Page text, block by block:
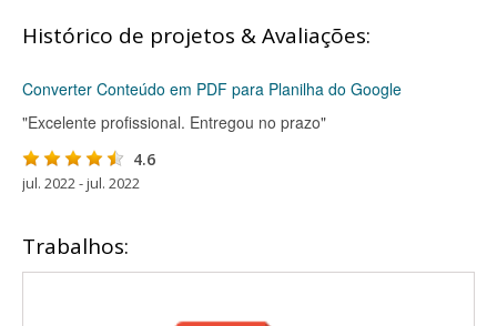
Histórico de projetos & Avaliações:
Converter Conteúdo em PDF para Planilha do Google
"Excelente profissional. Entregou no prazo"
4.6
jul. 2022 - jul. 2022
Trabalhos: